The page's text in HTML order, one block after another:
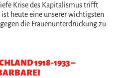
Krise des Kapitalismus trifft
heute eine unserer wichtigsten
die Frauenunterdrückung zu
1918-1933 –